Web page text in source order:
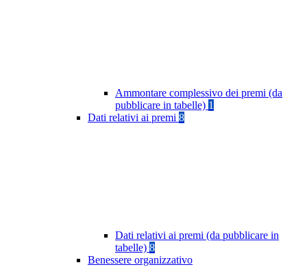
Ammontare complessivo dei premi (da
pubblicare in tabelle) 1
Dati relativi ai premi 8
Dati relativi ai premi (da pubblicare in
tabelle) 8
Benessere organizzativo